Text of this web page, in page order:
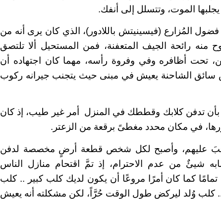
الموت، وتتسلل إلى أنفك.
المُزارع (فيسينيتش باللادور)، الذي كان يرى أنه من
رائحة الجيف المتعفنة، فمن المستحيل ألا تلتصق
تحت أظافره وفي وفروة رأسه، مهما كان اجتهاده أن
سائق الشاحنة يعيش في مبنى حيث يتجنب جيرانه ركوب
تدفن كلابك وقططك في المنزل أمر غير طيب، إذ كان
في مكان محدد مغطىً برقعة من الزعتر.
عليهم، وأصبح لكل شخص قطعة أرضٍ مخصصة لدفن
شيئٌ من عدم الاحترام، إذ تمَّ اقتحام منازل الناس
تمامًا كما كان أمرًا مروعًا أن يكون لديك كلب كبير .. كلب
.. كلب وُلد ليركض طول الوقت حُرَّاً، لكن مشكلته أنه يعيش